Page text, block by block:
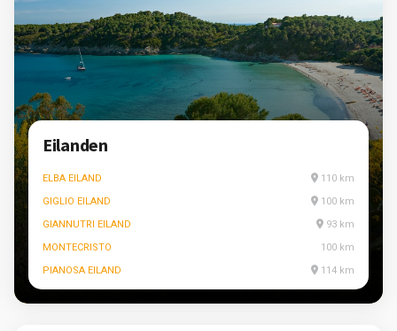
Eilanden
ELBA EILAND
110 km
GIGLIO EILAND
100 km
GIANNUTRI EILAND
93 km
MONTECRISTO
100 km
PIANOSA EILAND
114 km